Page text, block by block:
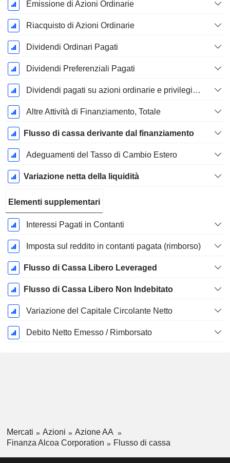
Emissione di Azioni Ordinarie
Riacquisto di Azioni Ordinarie
Dividendi Ordinari Pagati
Dividendi Preferenziali Pagati
Dividendi pagati su azioni ordinarie e privilegiate
Altre Attività di Finanziamento, Totale
Flusso di cassa derivante dal finanziamento
Adeguamenti del Tasso di Cambio Estero
Variazione netta della liquidità
Elementi supplementari
Interessi Pagati in Contanti
Imposta sul reddito in contanti pagata (rimborso)
Flusso di Cassa Libero Leveraged
Flusso di Cassa Libero Non Indebitato
Variazione del Capitale Circolante Netto
Debito Netto Emesso / Rimborsato
Mercati Azioni
Azione AA
Finanza Alcoa Corporation
Flusso di cassa